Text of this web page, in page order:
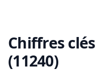
Chiffres
(11240)